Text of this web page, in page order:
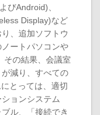
びAndroid)、
Display)など
、追加ソフトウ
ートパソコンや
その結果、会議室
減り、すべての
とっては、適切
ョンシステム
ル、「接続でき